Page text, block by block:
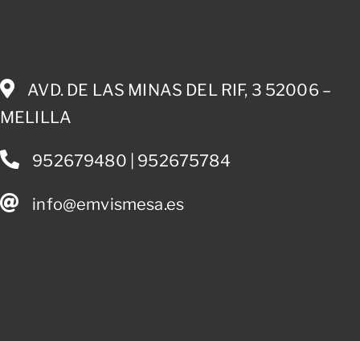
AVD. DE LAS MINAS DEL RIF, 3 52006 –
MELILLA
952679480 | 952675784
info@emvismesa.es